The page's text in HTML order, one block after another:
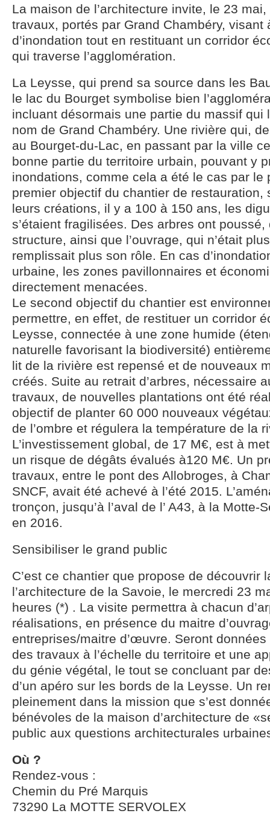
La maison de l’architecture invite, le 23
travaux, portés par Grand Chambéry, visant
d’inondation tout en restituant un corridor
qui traverse l’agglomération.
La Leysse, qui prend sa source dans les
le lac du Bourget symbolise bien
incluant désormais une partie du massif qui
nom de Grand Chambéry. Une rivière qui,
au Bourget-du-Lac, en passant par la ville
bonne partie du territoire urbain, pouvant y
inondations, comme cela a été le cas par le
premier objectif du chantier de restauration,
leurs créations, il y a 100 à 150 ans, les
s’étaient fragilisées. Des arbres ont
structure, ainsi que l’ouvrage, qui n’était
remplissait plus son rôle. En cas
urbaine, les zones pavillonnaires et
directement menacées.
Le second objectif du chantier est
permettre, en effet, de restituer un corridor
Leysse, connectée à une zone humide
naturelle favorisant la biodiversité)
lit de la rivière est repensé et de nouveaux
créés. Suite au retrait d’arbres, nécessaire
travaux, de nouvelles plantations ont été
objectif de planter 60 000 nouveaux
de l’ombre et régulera la température de la
L’investissement global, de 17 M€, est à
un risque de dégâts évalués à120 M€. Un
travaux, entre le pont des Allobroges, à
SNCF, avait été achevé à l’été 2015.
tronçon, jusqu’à l’aval de l’ A43, à la Motte-
en 2016.
Sensibiliser le grand public
C’est ce chantier que propose de découvrir
l’architecture de la Savoie, le mercredi 23
heures (*) . La visite permettra à chacun
réalisations, en présence du maitre
entreprises/maitre d’œuvre. Seront
des travaux à l’échelle du territoire et une
du génie végétal, le tout se concluant par
d’un apéro sur les bords de la Leysse. Un
pleinement dans la mission que s’est
bénévoles de la maison d’architecture de
public aux questions architecturales
Où ?
Rendez-vous :
Chemin du Pré Marquis
73290 La MOTTE SERVOLEX